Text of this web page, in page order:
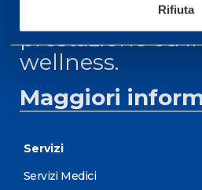
Rifiuta
Centro servizi
prestazione ed il
wellness.
Maggiori
Servizi
Servizi Medici